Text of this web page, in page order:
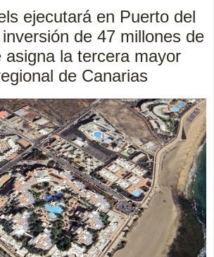
ejecutará en Puerto del
de 47 millones de
asigna la tercera mayor
de Canarias